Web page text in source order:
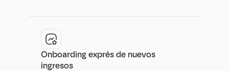
Onboarding exprés de nuevos
ingresos